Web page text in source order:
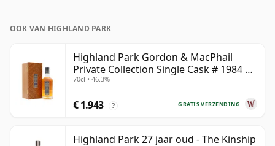
OOK VAN HIGHLAND PARK
Highland Park Gordon & MacPhail
Private Collection Single Cask # 1984 37
jaar oud
70cl • 46.3%
GRATIS VERZENDING
€ 1.943 ?
Highland Park 27 jaar oud - The Kinship